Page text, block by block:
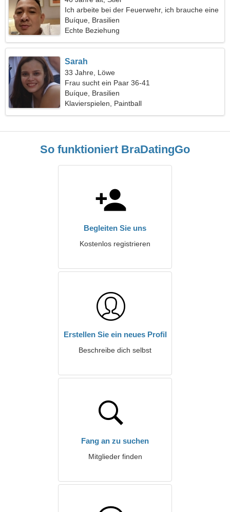
Ich arbeite bei der Feuerwehr, ich brauche eine
schöne Frau
Buíque, Brasilien
Echte Beziehung
Sarah
33 Jahre, Löwe
Frau sucht ein Paar 36-41
Buíque, Brasilien
Klavierspielen, Paintball
So funktioniert BraDatingGo
Begleiten Sie uns
Kostenlos registrieren
Erstellen Sie ein neues Profil
Beschreibe dich selbst
Fang an zu suchen
Mitglieder finden